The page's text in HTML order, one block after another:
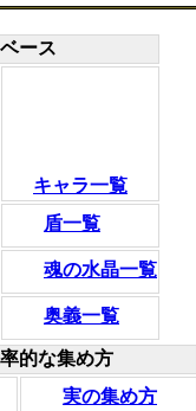
ース
キャラ一覧
盾一覧
魂の水晶一覧
奥義一覧
的な集め方
実の集め方